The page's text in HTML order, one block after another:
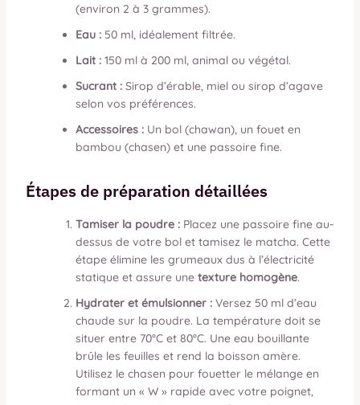
(environ 2 à 3 grammes).
Eau :50 ml, idéalement filtrée.
Lait :150 ml à 200 ml, animal ou végétal.
Sucrant :Sirop d’érable, miel ou sirop d’agave
selon vos préférences.
Accessoires :Un bol (chawan), un fouet en
bambou (chasen) et une passoire fine.
Étapes de préparation détaillées
Tamiser la poudre :Placez une passoire fine au-
dessus de votre bol et tamisez le matcha. Cette
étape élimine les grumeaux dus à l’électricité
statique et assure une texture homogène.
Hydrater et émulsionner :Versez 50 ml d’eau
chaude sur la poudre. La température doit se
situer entre 70°C et 80°C. Une eau bouillante
brûle les feuilles et rend la boisson amère.
Utilisez le chasen pour fouetter le mélange en
formant un « W » rapide avec votre poignet,